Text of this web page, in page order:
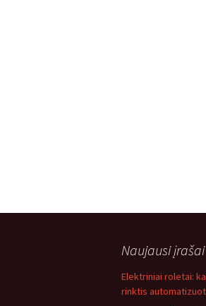
Naujausi įrašai
Elektriniai roletai:
rinktis